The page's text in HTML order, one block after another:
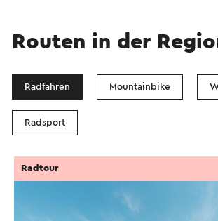
Routen in der
Radfahren Mountainbike
Radsport
Radtour